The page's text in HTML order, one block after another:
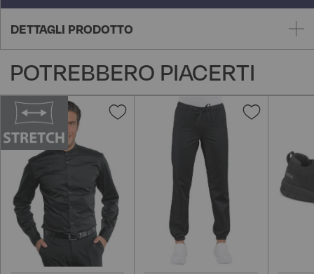
DETTAGLI PRODOTTO
POTREBBERO PIACERTI
Aggiungi
Aggiungi
desideri